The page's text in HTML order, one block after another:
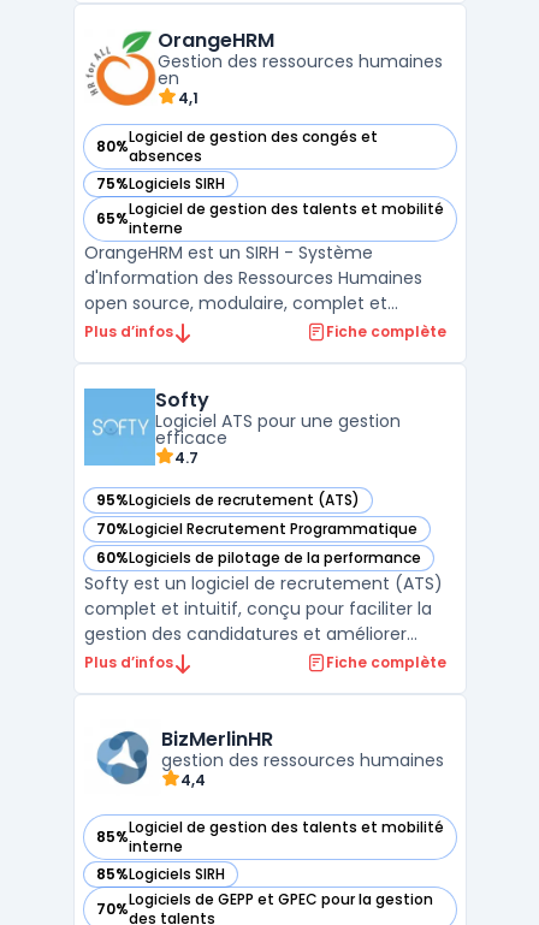
vacants. Que ce soit pour le recrutement
de ca ...
OrangeHRM
Gestion des ressources humaines
en
4,1
80%Logiciel de gestion des congés et
absences
— voir OrangeHRM dans cette catégorie
75%Logiciels SIRH
— voir OrangeHRM dans cette catégorie
65%Logiciel de gestion des talents et mobilité
interne
— voir OrangeHRM dans cette catégorie
OrangeHRM est un SIRH - Système
d'Information des Ressources Humaines
open source, modulaire, complet et
personnalisable. Il offre une suite d'outils de
facilement les informations relatives à la
paie, la gestion des e ...
Plus d’infos Fiche complète
Softy
Logiciel ATS pour une gestion
efficace
4.7
95%Logiciels de recrutement (ATS)
— voir Softy dans cette catégorie
70%Logiciel Recrutement Programmatique
— voir Softy dans cette catégorie
60%Logiciels de pilotage de la performance
— voir Softy dans cette catégorie
Softy est un logiciel de recrutement (ATS)
complet et intuitif, conçu pour faciliter la
gestion des candidatures et améliorer
l'efficacité des processus de recrutement.
gestion centralisée des candidatures, qui p
Plus d’infos Fiche complète
BizMerlinHR
gestion des ressources humaines
4,4
85%Logiciel de gestion des talents et mobilité
interne
— voir BizMerlinHR dans cette catégorie
85%Logiciels SIRH
— voir BizMerlinHR dans cette catégorie
70%Logiciels de GEPP et GPEC pour la gestion
des talents
— voir BizMerlinHR dans cette catégorie